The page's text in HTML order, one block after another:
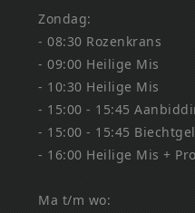
Zondag:
- 08:30 Rozenkrans
- 09:00 Heilige Mis
- 10:30 Heilige Mis
- 15:00 - 15:45
- 15:00 - 15:45
- 16:00 Heilige Mis +
Ma t/m wo: